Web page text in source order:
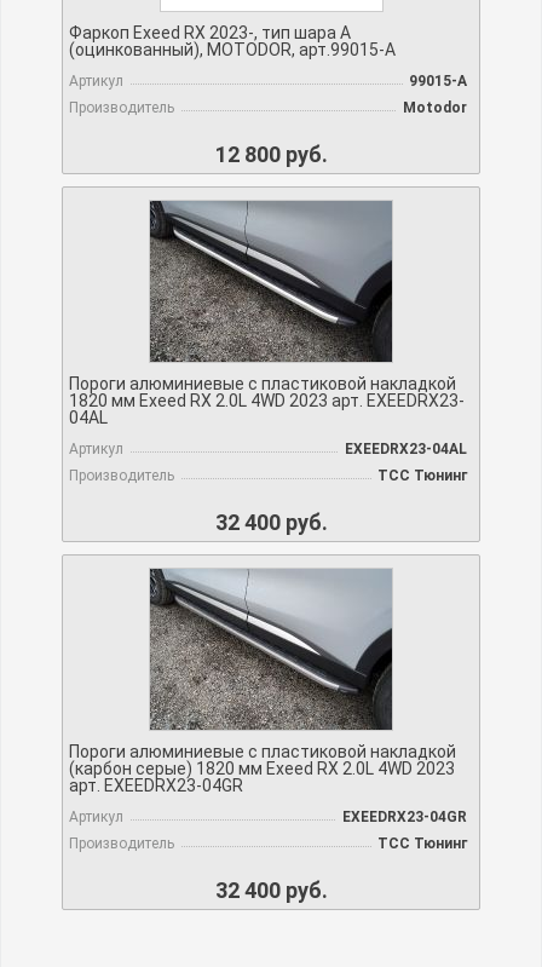
Фаркоп Exeed RX 2023-, тип шара A
(оцинкованный), MOTODOR, арт.99015-A
Артикул
99015-A
Производитель
Motodor
12 800 руб.
Пороги алюминиевые с пластиковой накладкой
1820 мм Exeed RX 2.0L 4WD 2023 арт. EXEEDRX23-
04AL
Артикул
EXEEDRX23-04AL
Производитель
TCC Тюнинг
32 400 руб.
Пороги алюминиевые с пластиковой накладкой
(карбон серые) 1820 мм Exeed RX 2.0L 4WD 2023
арт. EXEEDRX23-04GR
Артикул
EXEEDRX23-04GR
Производитель
TCC Тюнинг
32 400 руб.